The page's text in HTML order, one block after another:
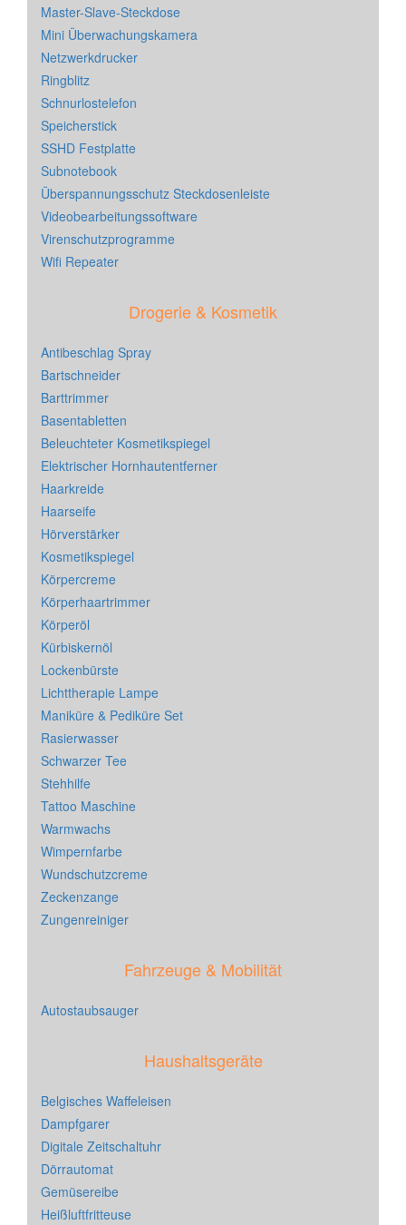
Master-Slave-Steckdose
Mini Überwachungskamera
Netzwerkdrucker
Ringblitz
Schnurlostelefon
Speicherstick
SSHD Festplatte
Subnotebook
Überspannungsschutz Steckdosenleiste
Videobearbeitungssoftware
Virenschutzprogramme
Wifi Repeater
Drogerie & Kosmetik
Antibeschlag Spray
Bartschneider
Barttrimmer
Basentabletten
Beleuchteter Kosmetikspiegel
Elektrischer Hornhautentferner
Haarkreide
Haarseife
Hörverstärker
Kosmetikspiegel
Körpercreme
Körperhaartrimmer
Körperöl
Kürbiskernöl
Lockenbürste
Lichttherapie Lampe
Maniküre & Pediküre Set
Rasierwasser
Schwarzer Tee
Stehhilfe
Tattoo Maschine
Warmwachs
Wimpernfarbe
Wundschutzcreme
Zeckenzange
Zungenreiniger
Fahrzeuge & Mobilität
Autostaubsauger
Haushaltsgeräte
Belgisches Waffeleisen
Dampfgarer
Digitale Zeitschaltuhr
Dörrautomat
Gemüsereibe
Heißluftfritteuse